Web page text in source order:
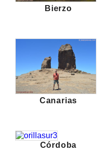
Bierzo
Canarias
Córdoba